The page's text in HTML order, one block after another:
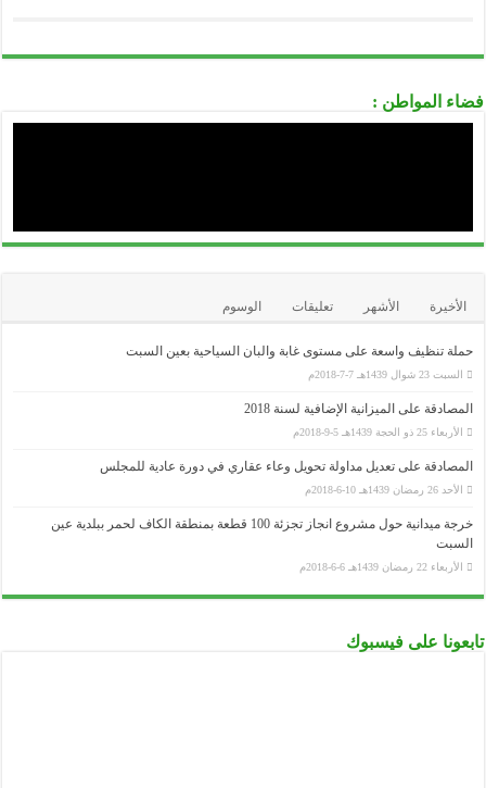
الديوان الوطني للإمتحانات و المسابقات ONEC
المواطن :
الأشهر تعليقات الوسوم
تنظيف واسعة على مستوى غابة والبان السياحية بعين السبت
السبت 23 شوال 1439هـ 7-7-2018م
على الميزانية الإضافية لسنة 2018
الأربعاء 25 ذو الحجة 1439هـ 5-9-2018م
على تعديل مداولة تحويل وعاء عقاري في دورة عادية للمجلس
الأحد 26 رمضان 1439هـ 10-6-2018م
خرجة ميدانية حول مشروع انجاز تجزئة 100 قطعة بمنطقة الكاف لحمر ببلدية عين
الأربعاء 22 رمضان 1439هـ 6-6-2018م
على فيسبوك